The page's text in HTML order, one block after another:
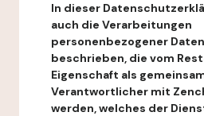
In dieser
auch die Verarbeitungen
personenbezogener
beschrieben, die vom
Eigenschaft als
Verantwortlicher mit
werden, welches der